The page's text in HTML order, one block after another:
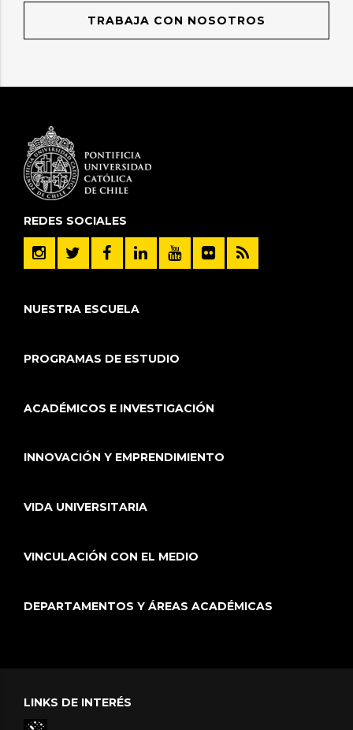
TRABAJA CON NOSOTROS
REDES SOCIALES
NUESTRA ESCUELA
PROGRAMAS DE ESTUDIO
ACADÉMICOS E INVESTIGACIÓN
INNOVACIÓN Y EMPRENDIMIENTO
VIDA UNIVERSITARIA
VINCULACIÓN CON EL MEDIO
DEPARTAMENTOS Y ÁREAS ACADÉMICAS
LINKS DE INTERÉS